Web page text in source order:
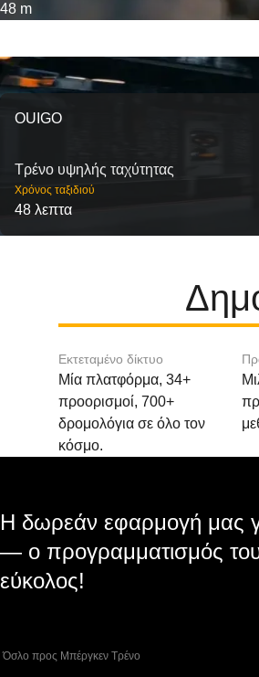
48 m
OUIGO
Τρένο υψηλής ταχύτητας
Χρόνος ταξιδιού
48 λεπτα
Εκτεταμένο δίκτυο
Μία πλατφόρμα, 34+
προορισμοί, 700+
δρομολόγια σε όλο τον
κόσμο.
Η δωρεάν εφαρμογή μας
— ο προγραμματισμός του
εύκολος!
Όσλο προς Μπέργκεν Tρένο